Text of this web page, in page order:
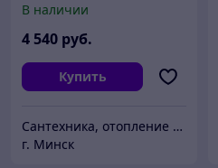
В наличии
4 540 руб.
Купить
Сантехника, отопление "Santon.by"
г. Минск